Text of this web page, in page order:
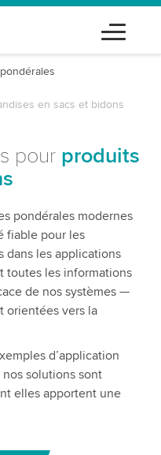
en sacs et bidons
pour produits
pondérales modernes
fiable pour les
dans les applications
toutes les informations
de nos systèmes —
orientées vers la
d’application
solutions sont
elles apportent une